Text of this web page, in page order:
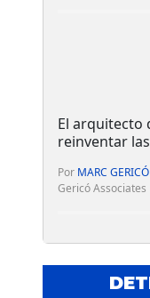
El arquitecto
reinventar
Por MARC GERICÓ
Gericó Associates